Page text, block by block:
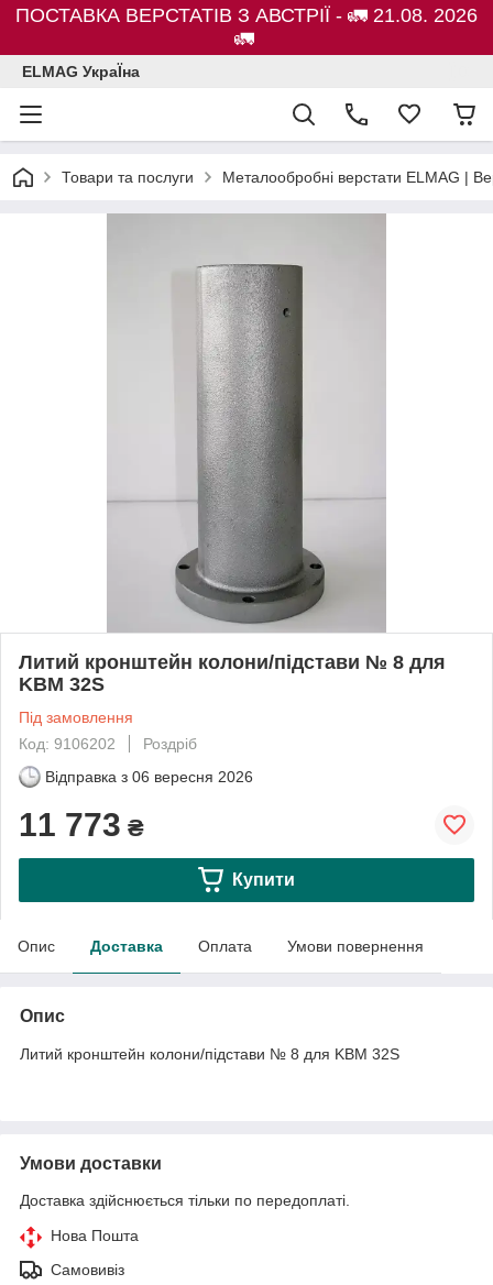
ПОСТАВКА ВЕРСТАТІВ З АВСТРІЇ - 🚛 21.08. 2026
🚛
ELMAG УкраЇна
Товари та послуги Металообробні верстати ELMAG |
Литий кронштейн колони/підстави № 8 для
KBM 32S
Під замовлення
Код: 9106202
Роздріб
Відправка з 06 вересня 2026
11 773 ₴
Купити
Опис Доставка Оплата Умови повернення
Опис
Литий кронштейн колони/підстави № 8 для KBM 32S
Умови доставки
Доставка здійснюється тільки по передоплаті.
Нова Пошта
Самовивіз